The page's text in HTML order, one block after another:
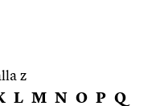
z
L M N O P Q